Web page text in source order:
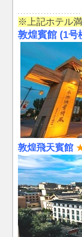
※上記ホテル
敦煌賓館 (1
敦煌飛天賓館